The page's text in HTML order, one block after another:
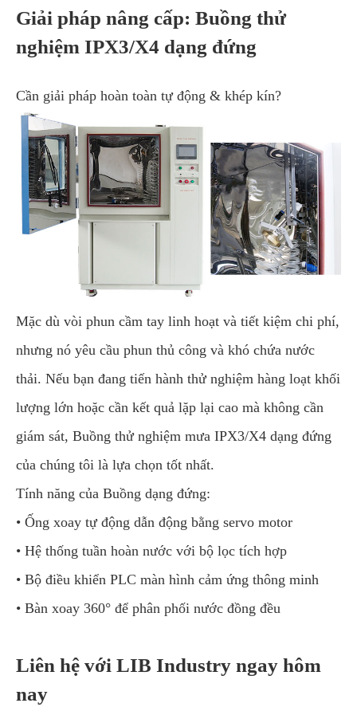
Giải pháp nâng cấp: Buồng thử
nghiệm IPX3/X4 dạng đứng
Cần giải pháp hoàn toàn tự động & khép kín?
Mặc dù vòi phun cầm tay linh hoạt và tiết kiệm chi phí,
nhưng nó yêu cầu phun thủ công và khó chứa nước
thải. Nếu bạn đang tiến hành thử nghiệm hàng loạt khối
lượng lớn hoặc cần kết quả lặp lại cao mà không cần
giám sát, Buồng thử nghiệm mưa IPX3/X4 dạng đứng
của chúng tôi là lựa chọn tốt nhất.
Tính năng của Buồng dạng đứng:
• Ống xoay tự động dẫn động bằng servo motor
• Hệ thống tuần hoàn nước với bộ lọc tích hợp
• Bộ điều khiển PLC màn hình cảm ứng thông minh
• Bàn xoay 360° để phân phối nước đồng đều
Liên hệ với LIB Industry ngay hôm
nay